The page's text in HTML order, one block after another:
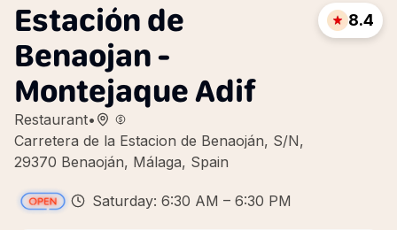
Estación de
Benaojan -
Montejaque Adif
Restaurant•
Carretera de la Estacion de Benaoján, S/N,
29370 Benaoján, Málaga, Spain
8.4
Saturday: 6:30 AM – 6:30 PM